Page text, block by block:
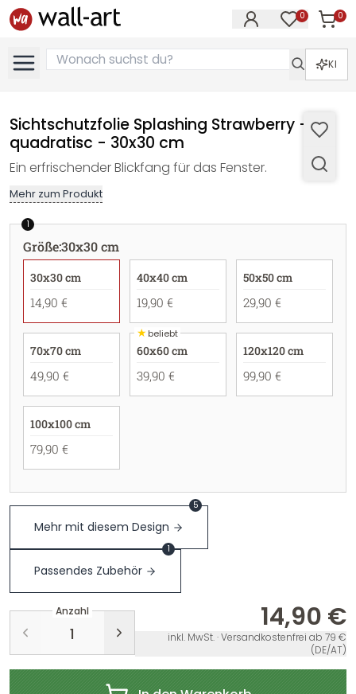
0 0
KI
Sichtschutzfolie Splashing Strawberry -
quadratisc - 30x30 cm
Ein erfrischender Blickfang für das Fenster.
Mehr zum Produkt
1
Größe:30x30 cm
30x30 cm
14,90 €
40x40 cm
19,90 €
50x50 cm
29,90 €
70x70 cm
49,90 €
★beliebt
60x60 cm
39,90 €
120x120 cm
99,90 €
100x100 cm
79,90 €
Mehr mit diesem Design
5
Passendes Zubehör
1
Anzahl 14,90 €
inkl. MwSt. · Versandkostenfrei ab 79 €
(DE/AT)